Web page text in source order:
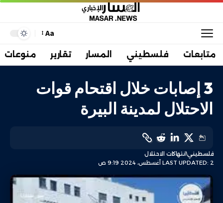
Aa
متابعات فلسطيني المسار تقارير منوعات
3 إصابات خلال اقتحام قوات
الاحتلال لمدينة البيرة
LAST UPDATED: 2 أغسطس، 2024 9:19 ص
فلسطينيانتهاكات الاحتلال